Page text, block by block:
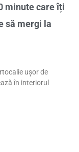
minute care îți
să mergi la
ușor de
în interiorul